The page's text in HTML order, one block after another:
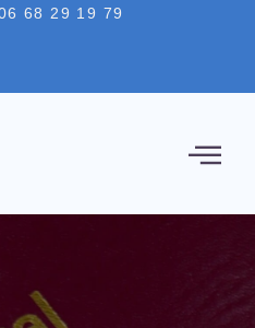
68 29 19 79